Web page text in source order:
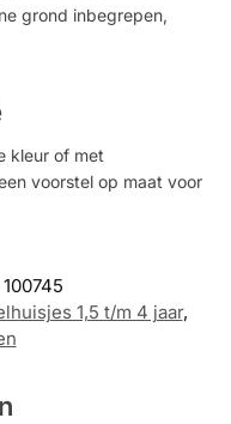
grond inbegrepen,
kleur of met
voorstel op maat voor
100745
1,5 t/m 4 jaar,